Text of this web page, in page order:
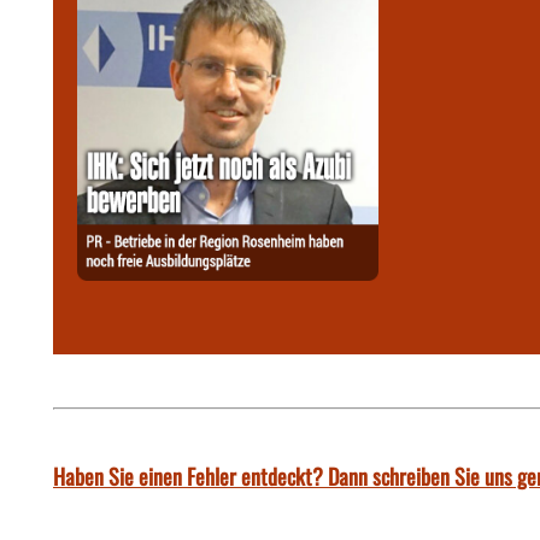
Haben Sie einen Fehler entdeckt? Dann schreiben Sie uns